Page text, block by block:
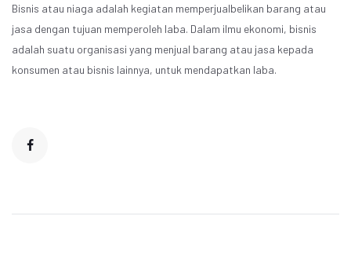
Bisnis atau niaga adalah kegiatan memperjualbelikan barang atau
jasa dengan tujuan memperoleh laba. Dalam ilmu ekonomi, bisnis
adalah suatu organisasi yang menjual barang atau jasa kepada
konsumen atau bisnis lainnya, untuk mendapatkan laba.